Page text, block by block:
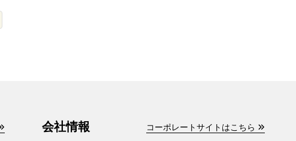
会社情報 コーポレートサイトはこちら